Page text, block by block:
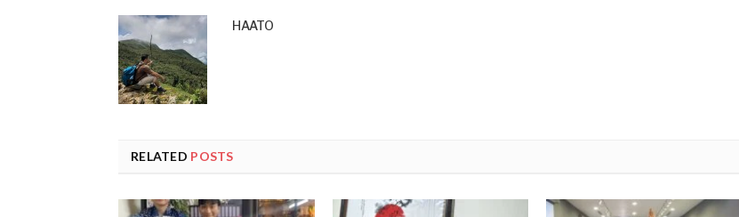
HAATO
RELATED POSTS